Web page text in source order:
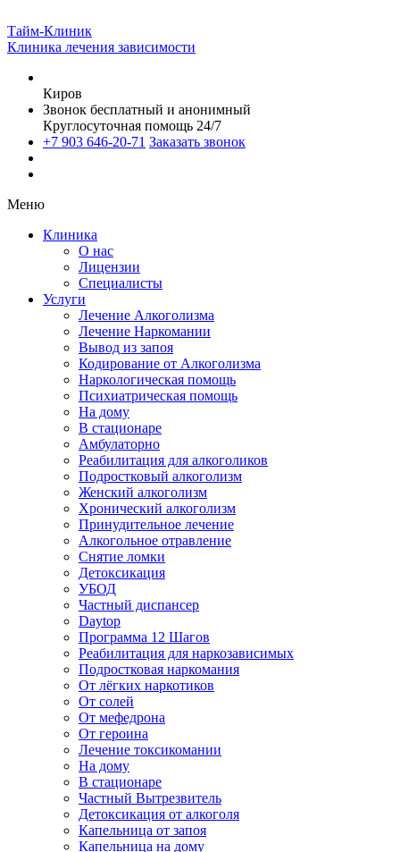
Тайм-Клиник
Клиника лечения зависимости
Киров
Звонок бесплатный и анонимный
Круглосуточная помощь 24/7
+7 903 646-20-71 Заказать звонок
Меню
Клиника
О нас
Лицензии
Специалисты
Услуги
Лечение Алкоголизма
Лечение Наркомании
Вывод из запоя
Кодирование от Алкоголизма
Наркологическая помощь
Психиатрическая помощь
На дому
В стационаре
Амбулаторно
Реабилитация для алкоголиков
Подростковый алкоголизм
Женский алкоголизм
Хронический алкоголизм
Принудительное лечение
Алкогольное отравление
Снятие ломки
Детоксикация
УБОД
Частный диспансер
Daytop
Программа 12 Шагов
Реабилитация для наркозависимых
Подростковая наркомания
От лёгких наркотиков
От солей
От мефедрона
От героина
Лечение токсикомании
На дому
В стационаре
Частный Вытрезвитель
Детоксикация от алкоголя
Капельница от запоя
Капельница на дому